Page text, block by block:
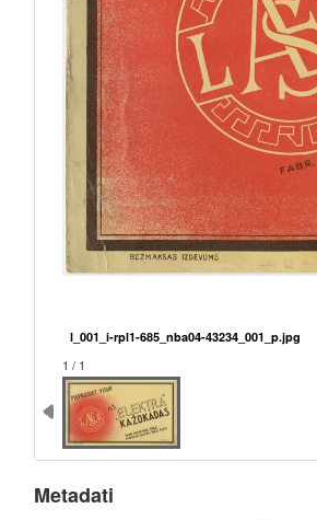
l_001_i-rpl1-685_nba04-43234_001_p.jpg
1 / 1
Metadati